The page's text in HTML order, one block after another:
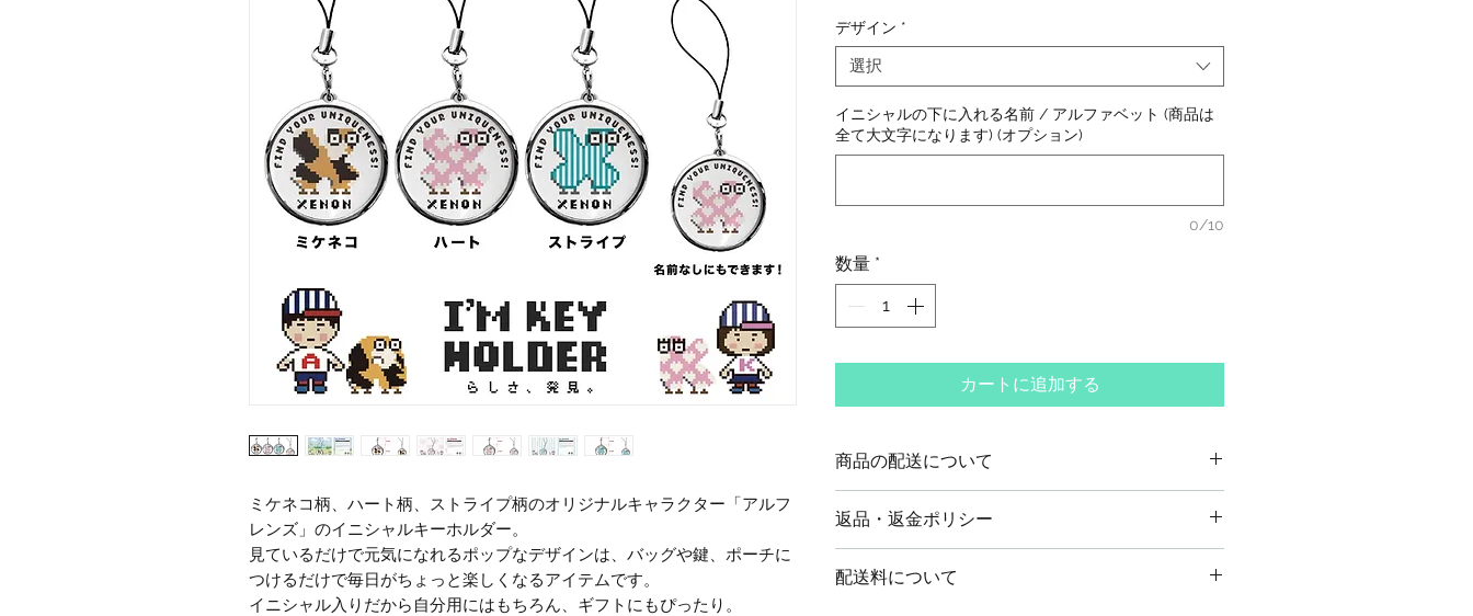
ミケネコ柄、ハート柄、ストライプ柄のオリジナルキャラクター「アルフ
レンズ」のイニシャルキーホルダー。
見ているだけで元気になれるポップなデザインは、バッグや鍵、ポーチに
つけるだけで毎日がちょっと楽しくなるアイテムです。
イニシャル入りだから自分用にはもちろん、ギフトにもぴったり。
デザイン *
選択
イニシャルの下に入れる名前 / アルファベット (商品は
全て大文字になります) (オプション)
0/10
数量 *
カートに追加する
商品の配送について
いております。
配送料金は地域に関係なく一律400円です。
5,000円以上の購入で配送料は無料になります。
返品・返金ポリシー
到着から7日以内に必ずお問い合わせください。
配送料について